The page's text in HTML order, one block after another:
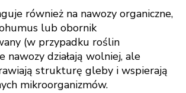
również na nawozy organiczne,
lub obornik
(w przypadku roślin
nawozy działają wolniej, ale
strukturę gleby i wspierają
mikroorganizmów.